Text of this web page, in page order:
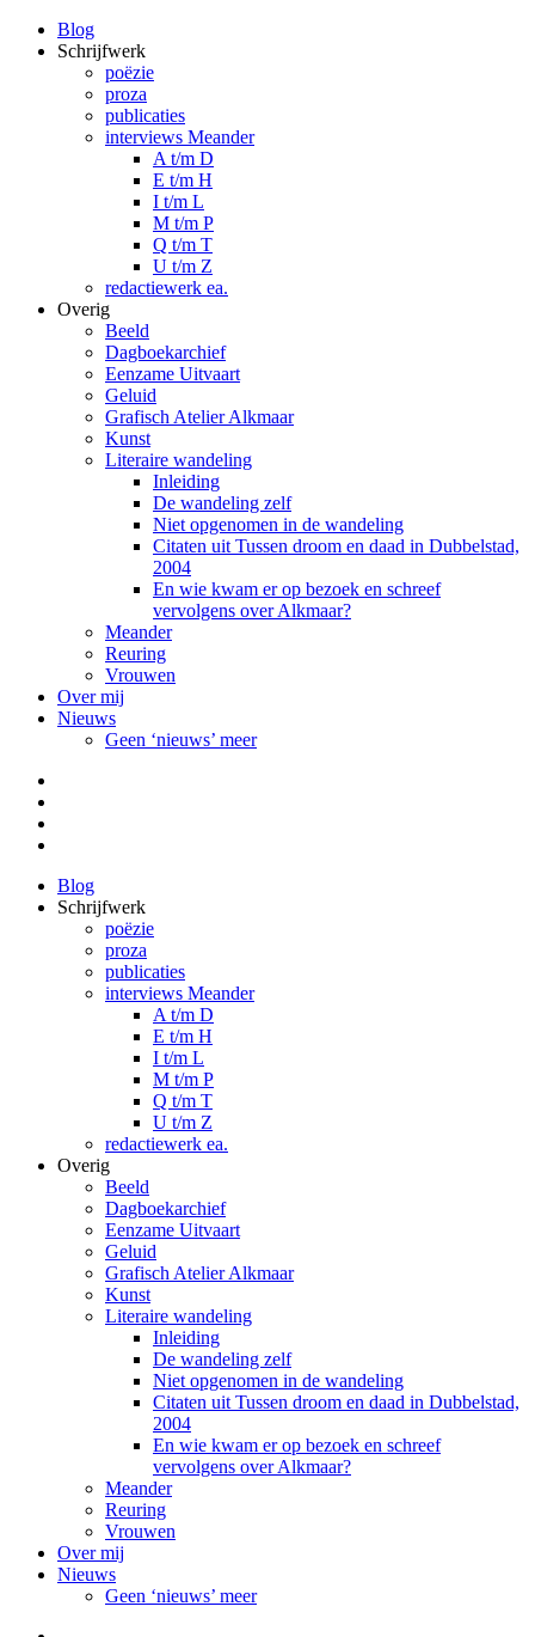
Blog
Schrijfwerk
poëzie
proza
publicaties
interviews Meander
A t/m D
E t/m H
I t/m L
M t/m P
Q t/m T
U t/m Z
redactiewerk ea.
Overig
Beeld
Dagboekarchief
Eenzame Uitvaart
Geluid
Grafisch Atelier Alkmaar
Kunst
Literaire wandeling
Inleiding
De wandeling zelf
Niet opgenomen in de wandeling
Citaten uit Tussen droom en daad in Dubbelstad,
2004
En wie kwam er op bezoek en schreef
vervolgens over Alkmaar?
Meander
Reuring
Vrouwen
Over mij
Nieuws
Geen ‘nieuws’ meer
Blog
Schrijfwerk
poëzie
proza
publicaties
interviews Meander
A t/m D
E t/m H
I t/m L
M t/m P
Q t/m T
U t/m Z
redactiewerk ea.
Overig
Beeld
Dagboekarchief
Eenzame Uitvaart
Geluid
Grafisch Atelier Alkmaar
Kunst
Literaire wandeling
Inleiding
De wandeling zelf
Niet opgenomen in de wandeling
Citaten uit Tussen droom en daad in Dubbelstad,
2004
En wie kwam er op bezoek en schreef
vervolgens over Alkmaar?
Meander
Reuring
Vrouwen
Over mij
Nieuws
Geen ‘nieuws’ meer